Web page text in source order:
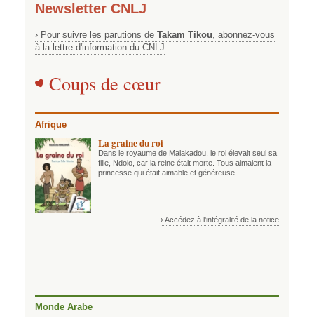
Newsletter CNLJ
› Pour suivre les parutions de Takam Tikou , abonnez-vous
à la lettre d'information du CNLJ
Coups de cœur
Afrique
La graine du roi
Dans le royaume de Malakadou, le roi élevait seul sa
fille, Ndolo, car la reine était morte. Tous aimaient la
princesse qui était aimable et généreuse.
› Accédez à l'intégralité de la notice
Monde Arabe